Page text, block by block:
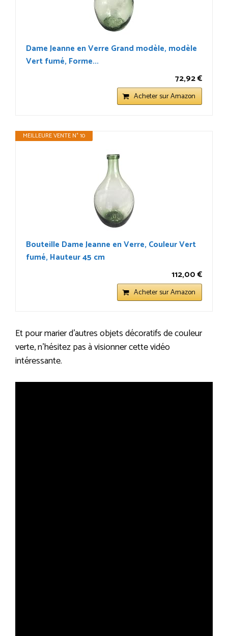
Dame Jeanne en Verre Grand modèle, modèle
Vert fumé, Forme...
72,92 €
Acheter sur Amazon
MEILLEURE VENTE N° 10
Bouteille Dame Jeanne en Verre, Couleur Vert
fumé, Hauteur 45 cm
112,00 €
Acheter sur Amazon
Et pour marier d’autres objets décoratifs de couleur
verte, n’hésitez pas à visionner cette vidéo
intéressante.